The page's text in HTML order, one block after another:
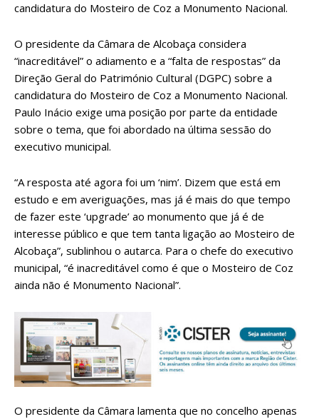
candidatura do Mosteiro de Coz a Monumento Nacional.
O presidente da Câmara de Alcobaça considera
“inacreditável” o adiamento e a “falta de respostas” da
Direção Geral do Património Cultural (DGPC) sobre a
candidatura do Mosteiro de Coz a Monumento Nacional.
Paulo Inácio exige uma posição por parte da entidade
sobre o tema, que foi abordado na última sessão do
executivo municipal.
“A resposta até agora foi um ‘nim’. Dizem que está em
estudo e em averiguações, mas já é mais do que tempo
de fazer este ‘upgrade’ ao monumento que já é de
interesse público e que tem tanta ligação ao Mosteiro de
Alcobaça”, sublinhou o autarca. Para o chefe do executivo
municipal, “é inacreditável como é que o Mosteiro de Coz
ainda não é Monumento Nacional”.
O presidente da Câmara lamenta que no concelho apenas